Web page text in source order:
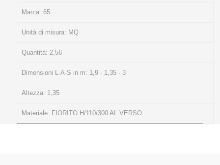
Marca: 65
Unità di misura: MQ
Quantità: 2,56
Dimensioni L-A-S in m: 1,9 - 1,35 - 3
Altezza: 1,35
Materiale: FIORITO H/110/300 AL VERSO